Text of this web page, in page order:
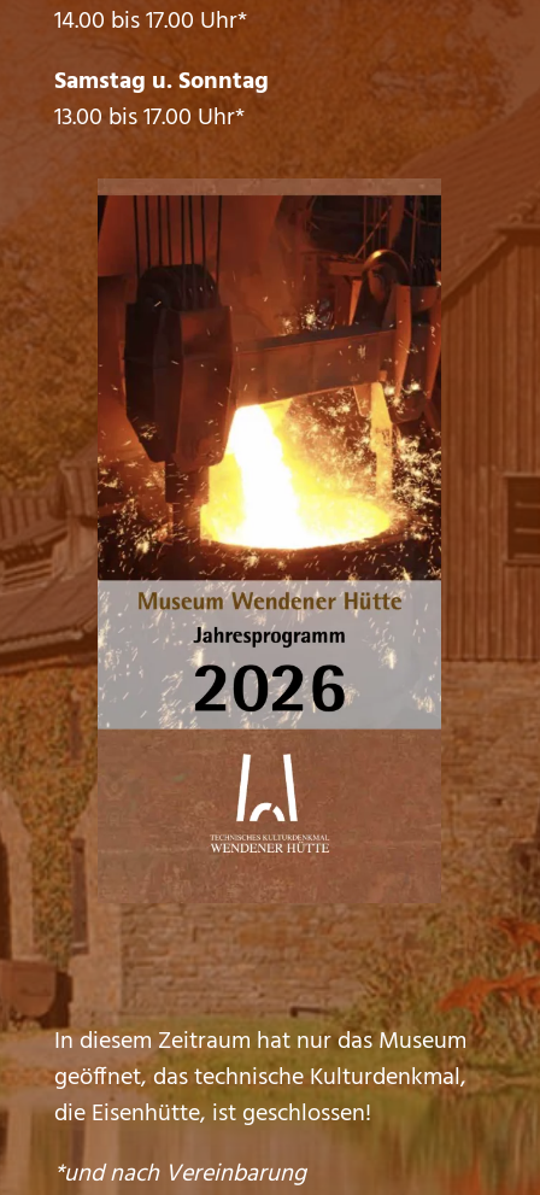
14.00 bis 17.00 Uhr*
Samstag u. Sonntag
13.00 bis 17.00 Uhr*
In diesem Zeitraum hat nur das Museum
geöffnet, das technische Kulturdenkmal,
die Eisenhütte, ist geschlossen!
*und nach Vereinbarung